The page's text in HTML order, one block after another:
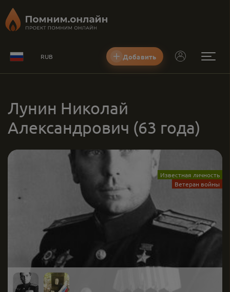
RUB Добавить
Лунин Николай
Александрович (63 года)
Известная личность
Ветеран войны